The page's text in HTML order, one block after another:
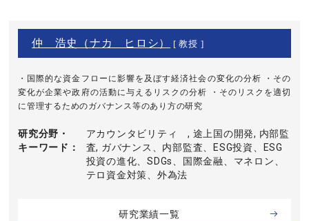
仲 浩史（ナカ ヒロシ） [ 教授 ]
・国際的な資金フローに影響を及ぼす経済社会の変化の分析 ・その
変化が企業や政府の活動に与えるリスクの分析 ・そのリスクを適切
に管理するためのガバナンス等のあり方の研究
研究分野・
キーワード
アカウンタビリティ , 途上国の開発, 内部監
査, ガバナンス、内部監査、ESG投資、ESG
投資の進化、SDGs、国際金融、マネロン、
テロ資金対策、外為法
研究業績一覧